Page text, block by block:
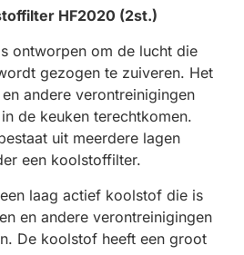
HF2020 (2st.)
ontworpen om de lucht die
gezogen te zuiveren. Het
andere verontreinigingen
de keuken terechtkomen.
uit meerdere lagen
een koolstoffilter.
laag actief koolstof die is
en andere verontreinigingen
De koolstof heeft een groot